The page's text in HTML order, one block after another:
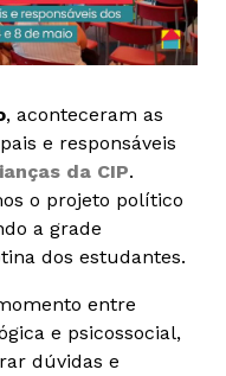
, aconteceram as
e responsáveis
da CIP.
o projeto político
a grade
dos estudantes.
entre
e psicossocial,
dúvidas e